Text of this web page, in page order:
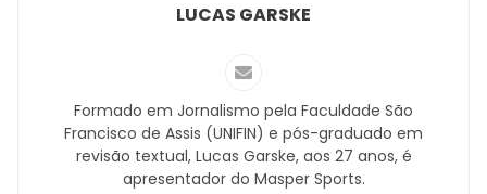
LUCAS GARSKE
Formado em Jornalismo pela Faculdade São
Francisco de Assis (UNIFIN) e pós-graduado em
revisão textual, Lucas Garske, aos 27 anos, é
apresentador do Masper Sports.